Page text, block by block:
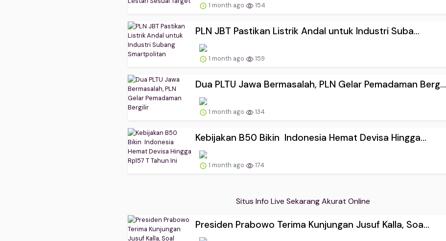
1 month ago 154
PLN JBT Pastikan Listrik Andal untuk Industri Suba...
1 month ago 159
Dua PLTU Jawa Bermasalah, PLN Gelar Pemadaman Berg...
1 month ago 134
Kebijakan B50 Bikin Indonesia Hemat Devisa Hingga...
1 month ago 174
Situs Info Live Sekarang Akurat Online
Presiden Prabowo Terima Kunjungan Jusuf Kalla, Soa...